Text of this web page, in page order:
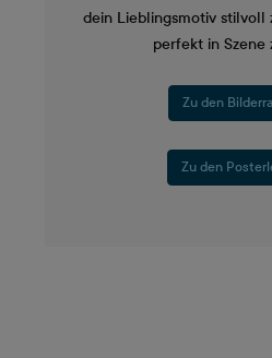
dein Lieblingsmotiv stilvoll
perfekt in Szene
Zu den
Zu den